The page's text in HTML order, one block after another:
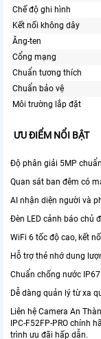
Chế độ ghi hình
Kết nối không dây
Ăng-ten
Cổng mạng
Chuẩn tương thích
Chuẩn bảo vệ
Môi trường lắp đặt
ƯU ĐIỂM NỔI BẬT
Độ phân giải 5MP
Quan sát ban đêm có
AI nhận diện người và
Đèn LED cảnh báo chủ
WiFi 6 tốc độ cao, kết
Hỗ trợ thẻ nhớ dung
Chuẩn chống nước
Dễ dàng quản lý từ xa
Liên hệ Camera An
IPC-F52FP-PRO chính
trình ưu đãi hấp dẫn.